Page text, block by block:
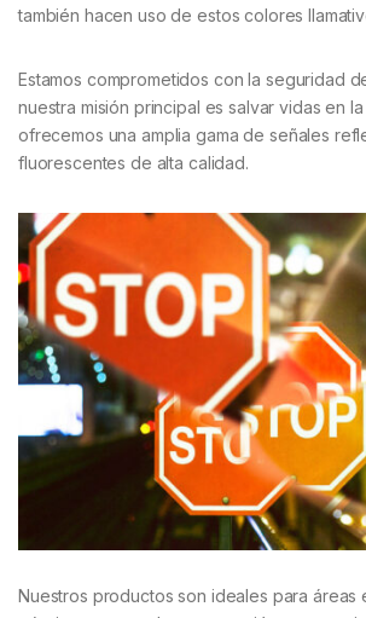
también hacen uso de estos colores
Estamos comprometidos con la seguridad
nuestra misión principal es salvar vidas en
ofrecemos una amplia gama de señales
fluorescentes de alta calidad.
Nuestros productos son ideales para áreas